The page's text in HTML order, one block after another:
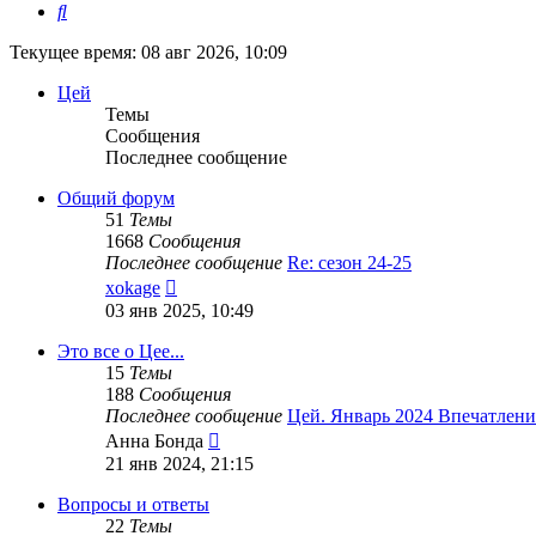
Поиск
Текущее время: 08 авг 2026, 10:09
Цей
Темы
Сообщения
Последнее сообщение
Общий форум
51 Темы
1668 Сообщения
Последнее сообщение Re: сезон 24-25
xokage
к
03 янв 2025, 10:49
Это все о Цее...
15 Темы
188 Сообщения
Последнее сообщение Цей. Январь 2024
Анна Бонда
к
21 янв 2024, 21:15
Вопросы и ответы
22 Темы